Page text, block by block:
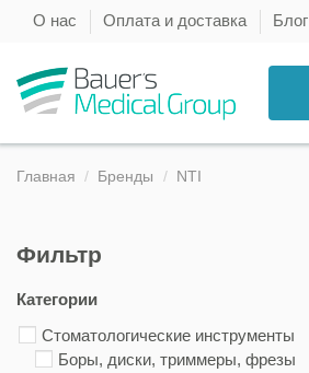
О нас Оплата и доставка Блог
Главная Бренды NTI
Фильтр
Категории
Стоматологические инструменты
Боры, диски, триммеры, фрезы